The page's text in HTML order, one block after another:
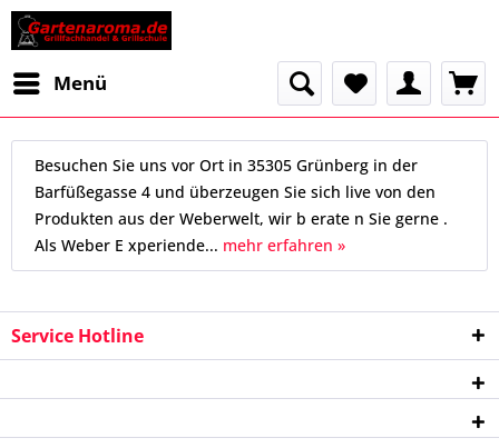
Menü
Besuchen Sie uns vor Ort in 35305 Grünberg in der
Barfüßegasse 4 und überzeugen Sie sich live von den
Produkten aus der Weberwelt, wir b erate n Sie gerne .
Als Weber E xperiende... mehr erfahren »
Service Hotline